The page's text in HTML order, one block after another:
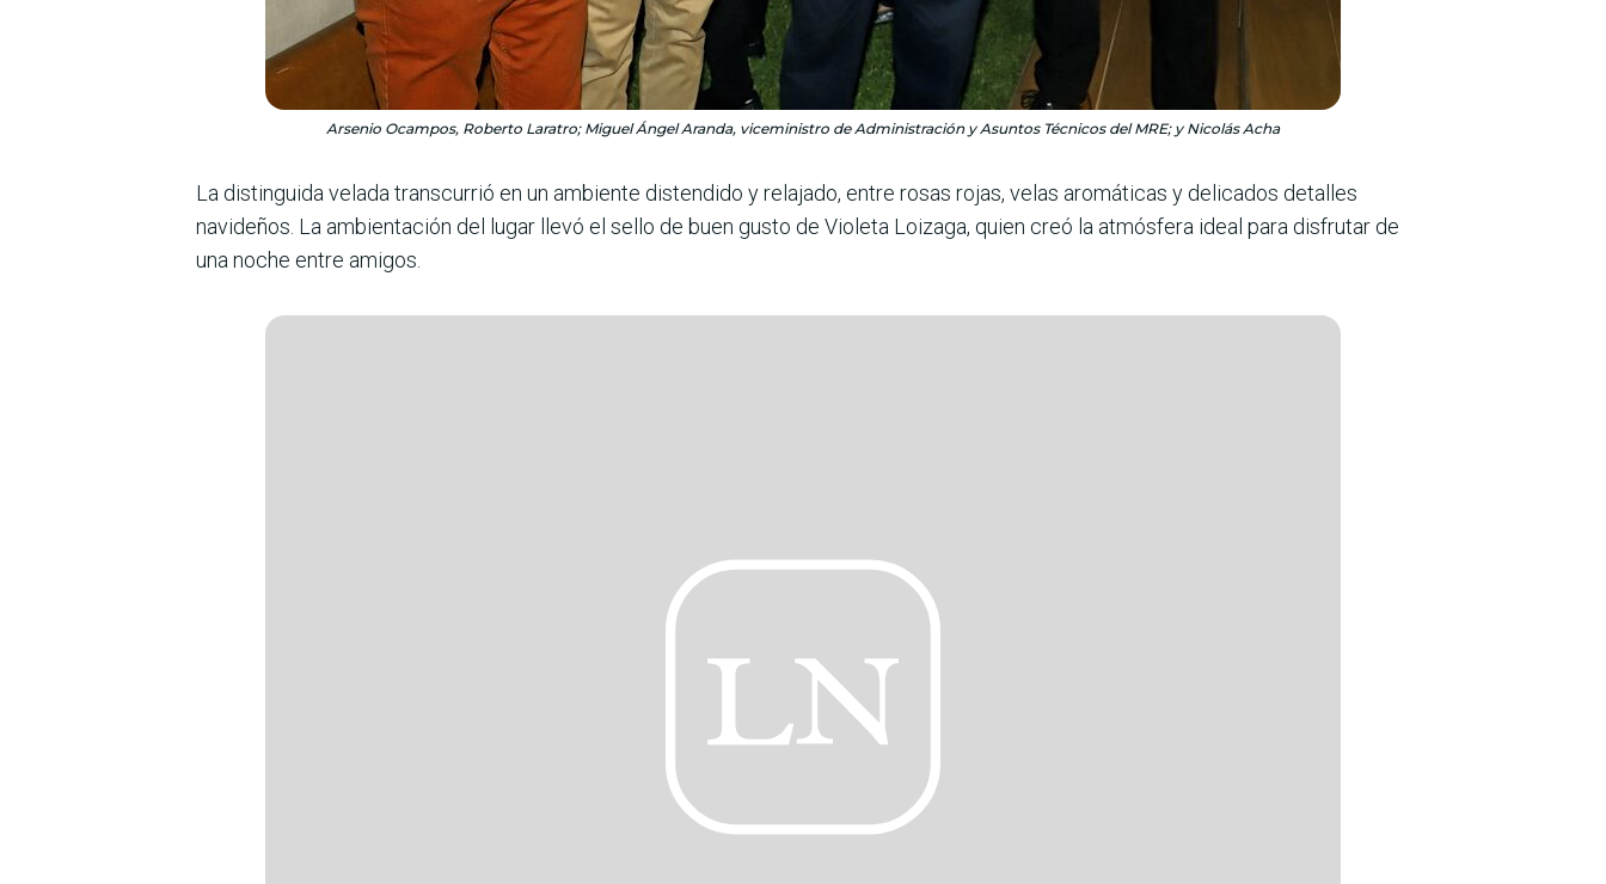
Arsenio Ocampos, Roberto Laratro; Miguel Ángel Aranda, viceministro de Administración y Asuntos Técnicos del MRE; y Nicolás Acha
La distinguida velada trans­currió en un ambiente dis­tendido y rela­jado, entre rosas rojas, velas aromáti­cas y deli­cados detalles
navide­ños. La ambientación del lugar llevó el sello de buen gusto de Violeta Loizaga, quien creó la atmós­fera ideal para disfrutar de
una noche entre amigos.